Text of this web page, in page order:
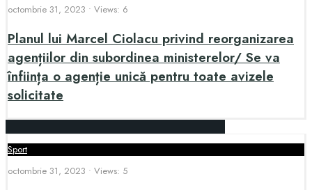
octombrie 31, 2023 • Views: 6
Planul lui Marcel Ciolacu privind reorganizarea
agențiilor din subordinea ministerelor/ Se va
înființa o agenție unică pentru toate avizele
solicitate
Sport
octombrie 31, 2023 • Views: 5